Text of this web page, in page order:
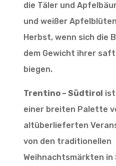
die Täler und
und weißer
Herbst, wenn sich die
dem Gewicht ihrer
biegen.
Trentino – Südtirol
einer breiten Palette
altüberlieferten
von den traditionellen
Weihnachtsmärkten in